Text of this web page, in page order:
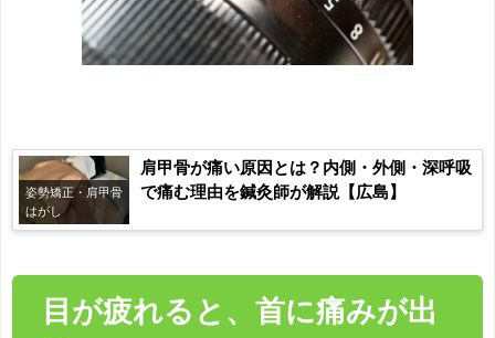
姿勢矯正・肩甲骨
はがし
肩甲骨が痛い原因とは？内側・外側・深呼吸
で痛む理由を鍼灸師が解説【広島】
目が疲れると、首に痛みが出